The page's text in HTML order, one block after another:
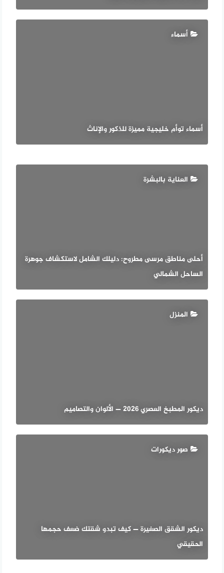
أسماء
أسماء توأم خليجية مميزة للذكور والإناث
العناية بالبشرة
أحلى مناطق مرسى مطروح: دليلك الشامل لاستكشاف جوهرة
الساحل الشمالي
المنزل
ديكور المطبخ العصري 2026 — الألوان والتصاميم
صور ديكورات
ديكور الشقق الصغيرة — كيف تبدو شقتك ضعف حجمها
الحقيقي